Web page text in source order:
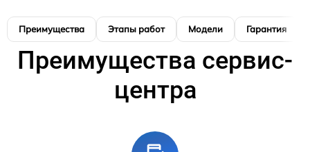
Преимущества Этапы работ Модели Гарантия
Преимущества сервис-
центра